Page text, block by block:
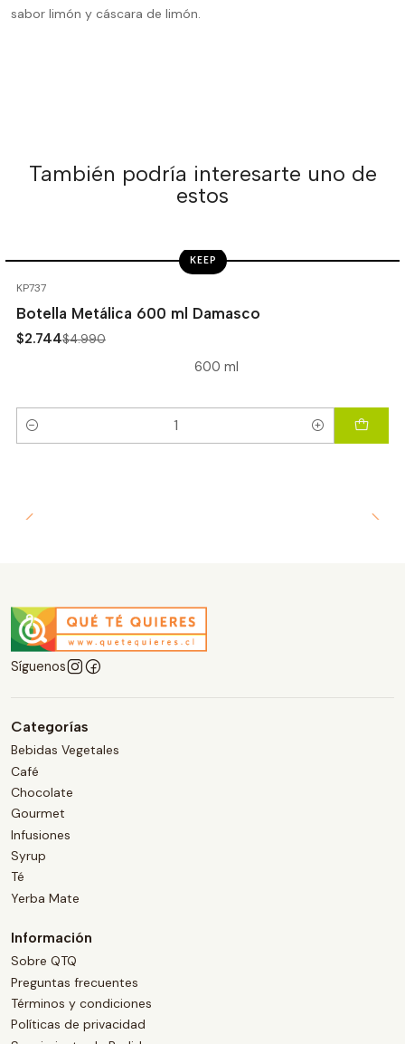
sabor limón y cáscara de limón.
También podría interesarte uno de
estos
KP737
KEEP
Botella Metálica 600 ml Damasco
$2.744$4.990
600 ml
Cantidad
Síguenos
Categorías
Bebidas Vegetales
Café
Chocolate
Gourmet
Infusiones
Syrup
Té
Yerba Mate
Información
Sobre QTQ
Preguntas frecuentes
Términos y condiciones
Políticas de privacidad